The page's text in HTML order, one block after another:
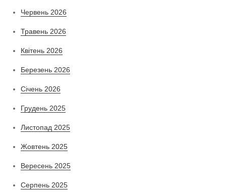
Червень 2026
Травень 2026
Квітень 2026
Березень 2026
Січень 2026
Грудень 2025
Листопад 2025
Жовтень 2025
Вересень 2025
Серпень 2025